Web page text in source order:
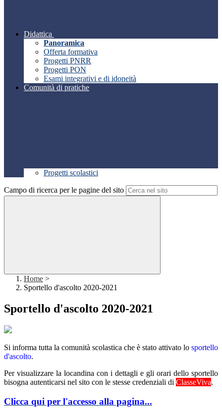
Didattica
Panoramica
Offerta formativa
Progetti PNRR
Progetti PON
Esami integrativi e di idoneità
Comunità di pratiche
Progetti scolastici
Campo di ricerca per le pagine del sito
Home >
Sportello d'ascolto 2020-2021
Sportello d'ascolto 2020-2021
Si informa tutta la comunità scolastica che è stato attivato lo sportello
d'ascolto.
Per visualizzare la locandina con i dettagli e gli orari dello sportello
bisogna autenticarsi nel sito con le stesse credenziali di ClasseViva.
Clicca qui per l'accesso alla pagina...